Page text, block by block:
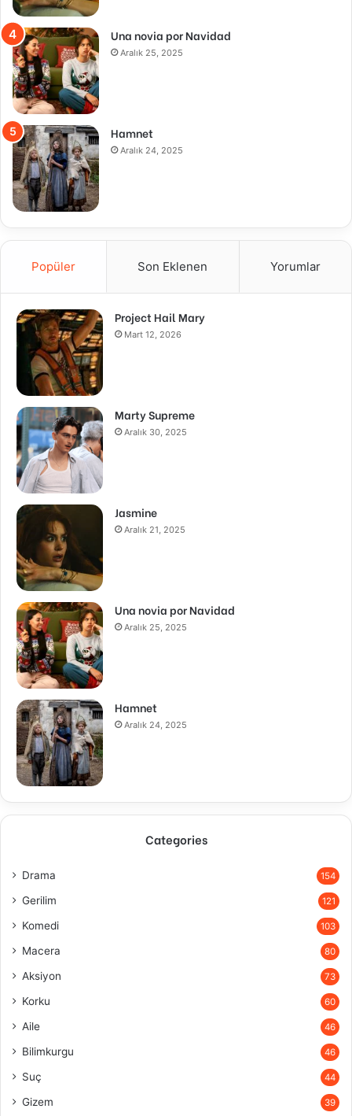
Una novia por Navidad
Aralık 25, 2025
Hamnet
Aralık 24, 2025
Popüler Son Eklenen Yorumlar
Project Hail Mary
Mart 12, 2026
Marty Supreme
Aralık 30, 2025
Jasmine
Aralık 21, 2025
Una novia por Navidad
Aralık 25, 2025
Hamnet
Aralık 24, 2025
Categories
Drama 154
Gerilim 121
Komedi 103
Macera 80
Aksiyon 73
Korku 60
Aile 46
Bilimkurgu 46
Suç 44
Gizem 39